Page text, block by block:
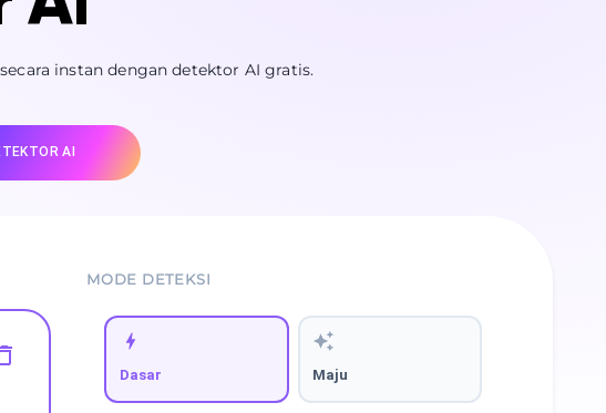
instan dengan detektor AI gratis.
AI
MODE DETEKSI
Dasar Maju